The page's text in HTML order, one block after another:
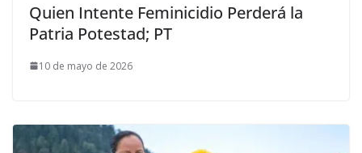
Quien Intente Feminicidio Perderá la
Patria Potestad; PT
10 de mayo de 2026